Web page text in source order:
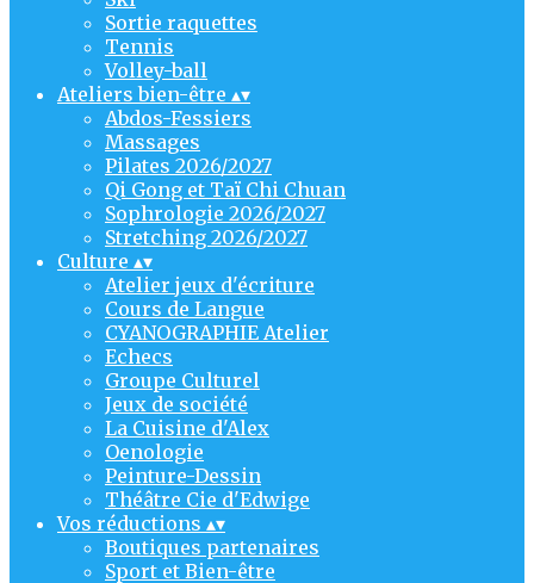
Sortie raquettes
Tennis
Volley-ball
Ateliers bien-être ▴▾
Abdos-Fessiers
Massages
Pilates 2026/2027
Qi Gong et Taï Chi Chuan
Sophrologie 2026/2027
Stretching 2026/2027
Culture ▴▾
Atelier jeux d'écriture
Cours de Langue
CYANOGRAPHIE Atelier
Echecs
Groupe Culturel
Jeux de société
La Cuisine d'Alex
Oenologie
Peinture-Dessin
Théâtre Cie d'Edwige
Vos réductions ▴▾
Boutiques partenaires
Sport et Bien-être